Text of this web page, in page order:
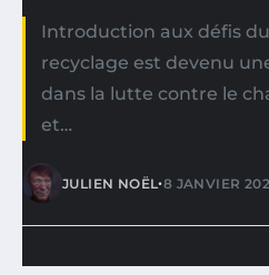
Introduction aux défis
recyclage est devenu
dans la lutte contre le
et…
JULIEN NOËL•8 JANVIER